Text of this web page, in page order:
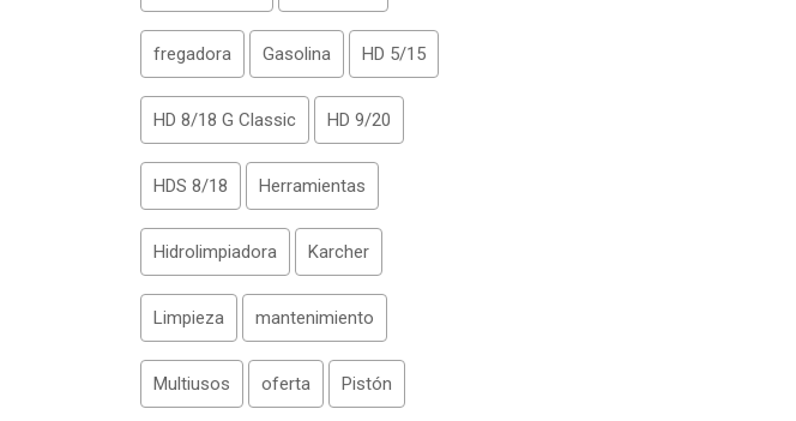
fregadora Gasolina HD 5/15
HD 8/18 G Classic HD 9/20
HDS 8/18 Herramientas
Hidrolimpiadora Karcher
Limpieza mantenimiento
Multiusos oferta Pistón